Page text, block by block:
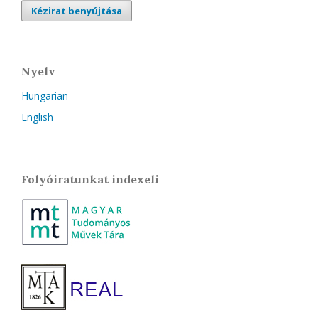
Kézirat benyújtása
Nyelv
Hungarian
English
Folyóiratunkat indexeli